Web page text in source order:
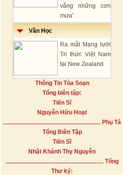
vắng những cơn
mưa'
Văn Học
Ra mắt Mạng lưới
Tri thức Việt Nam
tại New Zealand
Thông Tin Tòa Soạn
Tổng biên tập:
Tiến Sĩ
Nguyễn Hữu Hoạt
Phụ Tá
Tổng Biên Tập
Tiến Sĩ
Nhật Khánh Thy Nguyễn
Tổng
Thư ký: